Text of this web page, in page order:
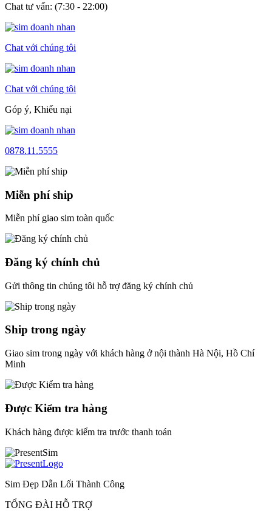
Chat tư vấn: (7:30 - 22:00)
Chat với chúng tôi
Chat với chúng tôi
Góp ý, Khiếu nại
0878.11.5555
Miễn phí ship
Miễn phí giao sim toàn quốc
Đăng ký chính chủ
Gửi thông tin chúng tôi hỗ trợ đăng ký chính chủ
Ship trong ngày
Giao sim trong ngày với khách hàng ở nội thành Hà Nội, Hồ Chí
Minh
Được Kiểm tra hàng
Khách hàng được kiểm tra trước thanh toán
Sim Đẹp Dẫn Lối Thành Công
TỔNG ĐÀI HỖ TRỢ